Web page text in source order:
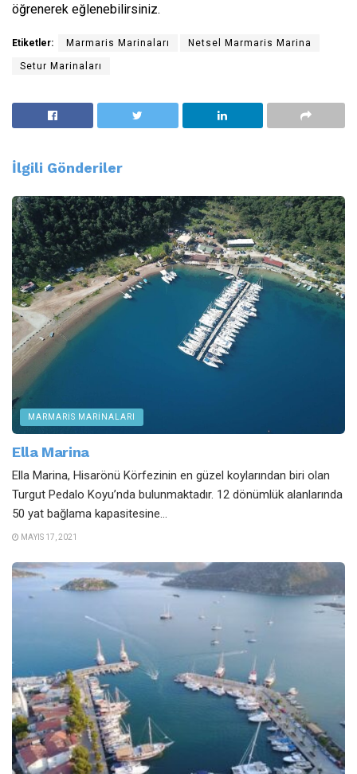
öğrenerek eğlenebilirsiniz.
Etiketler: Marmaris Marinaları Netsel Marmaris Marina
Setur Marinaları
İlgili Gönderiler
MARMARIS MARINALARI
Ella Marina
Ella Marina, Hisarönü Körfezinin en güzel koylarından biri olan
Turgut Pedalo Koyu’nda bulunmaktadır. 12 dönümlük alanlarında
50 yat bağlama kapasitesine...
MAYIS 17, 2021